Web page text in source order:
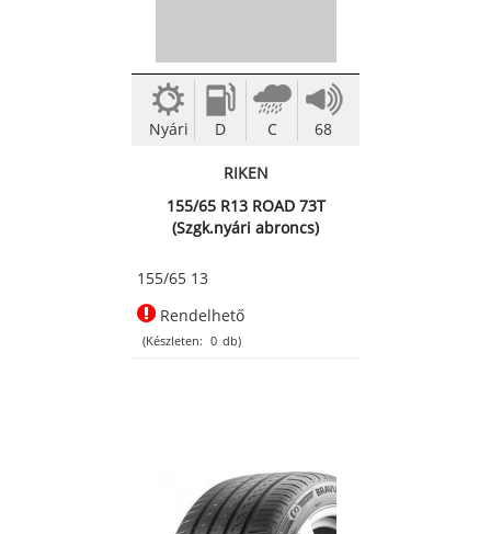
Nyári D C 68
RIKEN
155/65 R13 ROAD 73T
(Szgk.nyári abroncs)
155/65 13
Rendelhető
(Készleten: 0 db)